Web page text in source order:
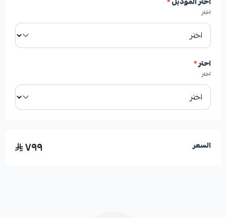
✓إنتاج رماد أقل يساهم في نظافة العجلات.
اختر
احتر*
اختر
السعر ٧٩٩